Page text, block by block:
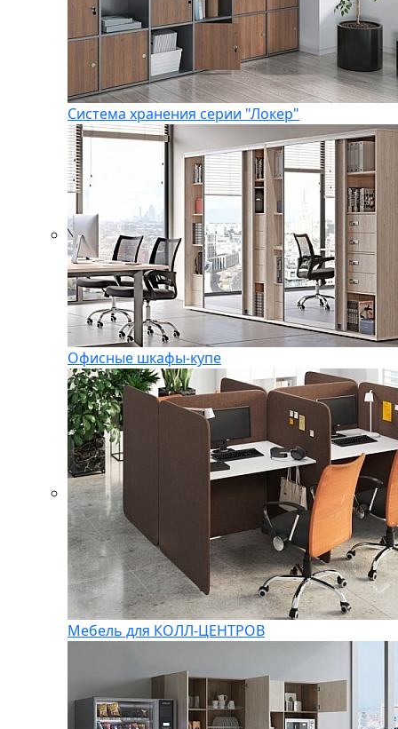
Система хранения серии "Локер"
Офисные шкафы-купе
Мебель для КОЛЛ-ЦЕНТРОВ